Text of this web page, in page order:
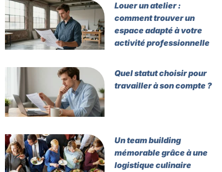
Louer un atelier :
comment trouver un
espace adapté à votre
activité professionnelle
Quel statut choisir pour
travailler à son compte ?
Un team building
mémorable grâce à une
logistique culinaire